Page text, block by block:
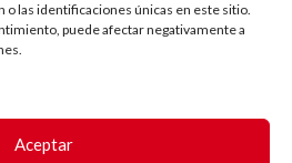
las identificaciones únicas en este sitio.
puede afectar negativamente a
Aceptar